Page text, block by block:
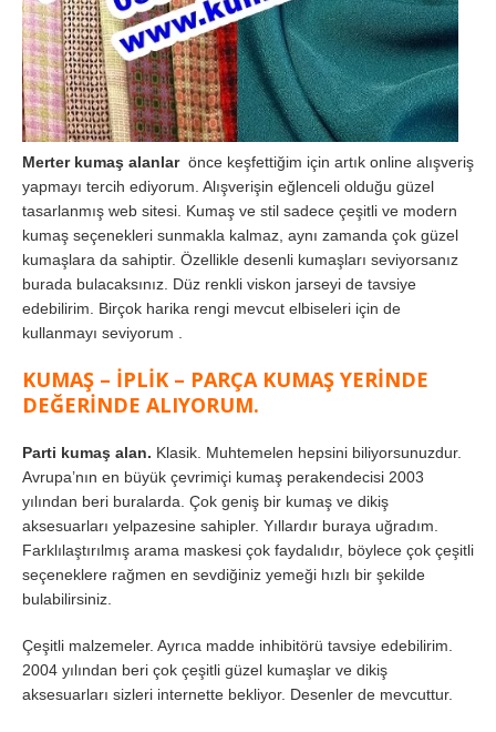
Merter kumaş alanlarönce keşfettiğim için artık online alışveriş
yapmayı tercih ediyorum. Alışverişin eğlenceli olduğu güzel
tasarlanmış web sitesi. Kumaş ve stil sadece çeşitli ve modern
kumaş seçenekleri sunmakla kalmaz, aynı zamanda çok güzel
kumaşlara da sahiptir. Özellikle desenli kumaşları seviyorsanız
burada bulacaksınız. Düz renkli viskon jarseyi de tavsiye
edebilirim. Birçok harika rengi mevcut elbiseleri için de
kullanmayı seviyorum .
KUMAŞ – İPLİK – PARÇA KUMAŞ YERİNDE
DEĞERİNDE ALIYORUM.
Parti kumaş alan. Klasik. Muhtemelen hepsini biliyorsunuzdur.
Avrupa’nın en büyük çevrimiçi kumaş perakendecisi 2003
yılından beri buralarda. Çok geniş bir kumaş ve dikiş
aksesuarları yelpazesine sahipler. Yıllardır buraya uğradım.
Farklılaştırılmış arama maskesi çok faydalıdır, böylece çok çeşitli
seçeneklere rağmen en sevdiğiniz yemeği hızlı bir şekilde
bulabilirsiniz.
Çeşitli malzemeler. Ayrıca madde inhibitörü tavsiye edebilirim.
2004 yılından beri çok çeşitli güzel kumaşlar ve dikiş
aksesuarları sizleri internette bekliyor. Desenler de mevcuttur.